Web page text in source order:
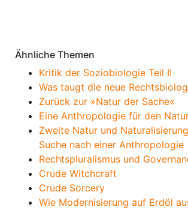
Ähnliche Themen
Kritik der Soziobiologie Teil II
Was taugt die neue
Zurück zur »Natur der Sache«
Eine Anthropologie für den
Zweite Natur und
Suche nach einer Anthropologie
Rechtspluralismus und
Crude Witchcraft
Crude Sorcery
Wie Modernisierung auf Erdöl